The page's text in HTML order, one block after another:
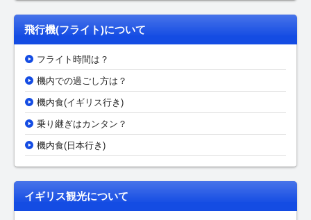
飛行機(フライト)について
フライト時間は？
機内での過ごし方は？
機内食(イギリス行き)
乗り継ぎはカンタン？
機内食(日本行き)
イギリス観光について